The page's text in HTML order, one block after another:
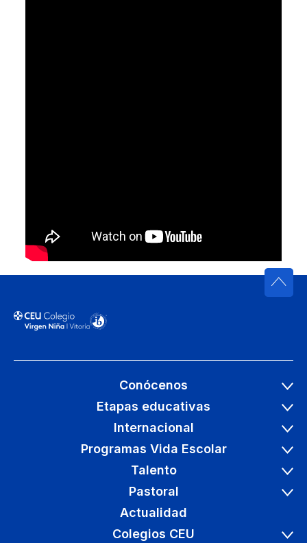
Conócenos
Etapas educativas
Internacional
Programas Vida Escolar
Talento
Pastoral
Actualidad
Colegios CEU